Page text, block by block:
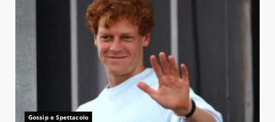
Gossip e Spettacolo